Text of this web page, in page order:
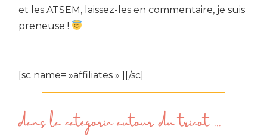
et les ATSEM, laissez-les en commentaire, je suis
preneuse !
[sc name= »affiliates » ][/sc]
dans la catégorieautour du tricot...